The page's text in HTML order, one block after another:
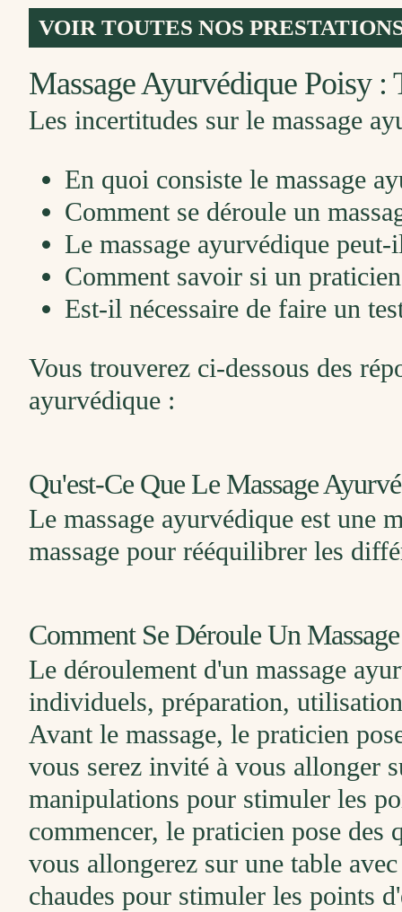
VOIR TOUTES NOS
Massage Ayurvédique Poisy :
Les incertitudes sur le massage
En quoi consiste le massage
Comment se déroule un
Le massage ayurvédique
Comment savoir si un
Est-il nécessaire de faire un
Vous trouverez ci-dessous des
ayurvédique :
Qu'est-Ce Que Le Massage
Le massage ayurvédique est une
massage pour rééquilibrer les
Comment Se Déroule Un
Le déroulement d'un massage
individuels, préparation,
Avant le massage, le praticien
vous serez invité à vous allonger
manipulations pour stimuler les
commencer, le praticien pose des
vous allongerez sur une table
chaudes pour stimuler les points